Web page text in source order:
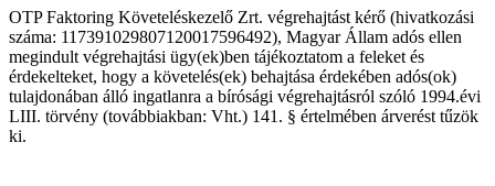
OTP Faktoring Követeléskezelő Zrt. végrehajtást kérő (hivatkozási
száma: 117391029807120017596492), Magyar Állam adós ellen
megindult végrehajtási ügy(ek)ben tájékoztatom a feleket és
érdekelteket, hogy a követelés(ek) behajtása érdekében adós(ok)
tulajdonában álló ingatlanra a bírósági végrehajtásról szóló 1994.évi
LIII. törvény (továbbiakban: Vht.) 141. § értelmében árverést tűzök
ki.